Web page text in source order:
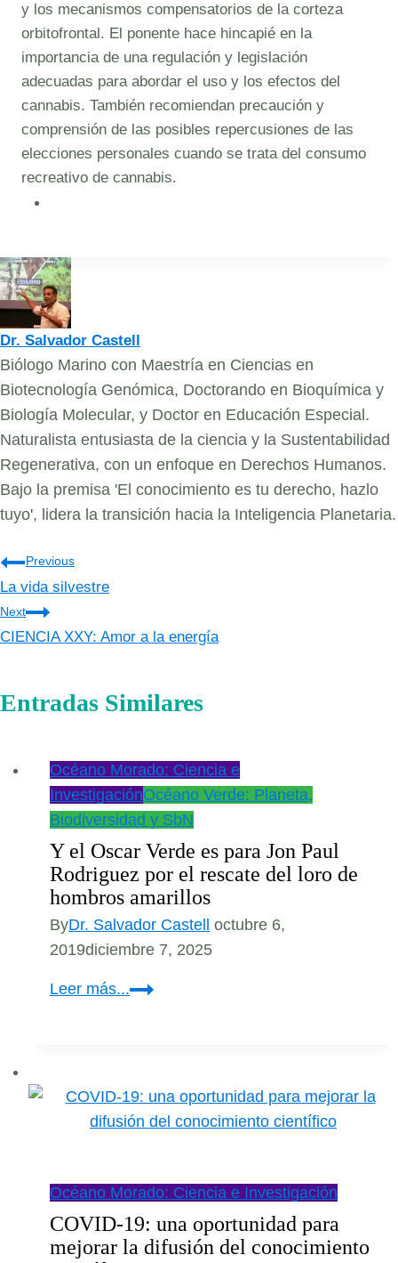
y los mecanismos compensatorios de la corteza
orbitofrontal. El ponente hace hincapié en la
importancia de una regulación y legislación
adecuadas para abordar el uso y los efectos del
cannabis. También recomiendan precaución y
comprensión de las posibles repercusiones de las
elecciones personales cuando se trata del consumo
recreativo de cannabis.
Dr. Salvador Castell
Biólogo Marino con Maestría en Ciencias en
Biotecnología Genómica, Doctorando en Bioquímica y
Biología Molecular, y Doctor en Educación Especial.
Naturalista entusiasta de la ciencia y la Sustentabilidad
Regenerativa, con un enfoque en Derechos Humanos.
Bajo la premisa 'El conocimiento es tu derecho, hazlo
tuyo', lidera la transición hacia la Inteligencia Planetaria.
Navegación
de
entradas
Previous
La vida silvestre
Next
CIENCIA XXY: Amor a la energía
Entradas Similares
Océano Morado: Ciencia e
InvestigaciónOcéano Verde: Planeta,
Biodiversidad y SbN
Y el Oscar Verde es para Jon Paul
Rodriguez por el rescate del loro de
hombros amarillos
ByDr. Salvador Castell octubre 6,
2019diciembre 7, 2025
Leer más...Y
es
para
Rodriguez
el
Océano Morado: Ciencia e Investigación
COVID-19: una oportunidad para
mejorar la difusión del conocimiento